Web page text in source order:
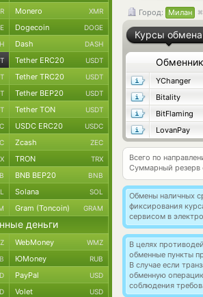
Город: Милан
Курсы обмена
Обменник
YChanger
Bitality
BitFlaming
LovanPay
Всего по
Суммарный резерв
Обмены наличных
фиксирования
сервисом в
В целях
обменные пункты
В случае если
обменную
соблюдения
Monero XMR
Dogecoin DOGE
Dash DASH
Tether ERC20 USDT
Tether TRC20 USDT
Tether BEP20 USDT
Tether TON USDT
USDC ERC20 USDC
Zcash ZEC
TRON TRX
BNB BEP20 BNB
Solana SOL
Gram (Toncoin) GRAM
деньги
WebMoney WMZ
ЮMoney RUB
PayPal USD
Volet USD